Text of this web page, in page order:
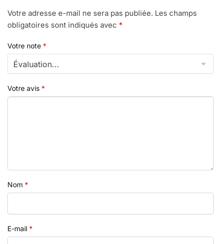
Votre adresse e-mail ne sera pas publiée. Les champs
obligatoires sont indiqués avec *
Votre note *
Votre avis *
Nom *
E-mail *